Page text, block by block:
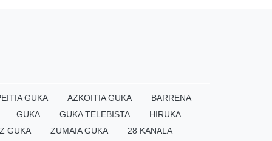
GUKA AZKOITIA GUKA
BARRENA
GUKA
GUKA TELEBISTA
HIRUKA
GUKA
ZUMAIA GUKA 28 KANALA